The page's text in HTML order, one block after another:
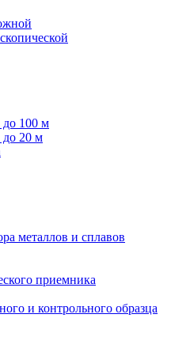
до 100 м
до 20 м
металлов и сплавов
приемника
и контрольного образца